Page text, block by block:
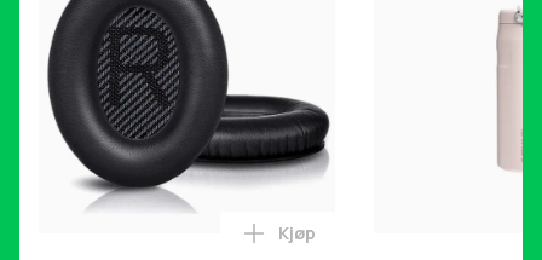
Legg Øreputer for Bose QC35
Kjøp